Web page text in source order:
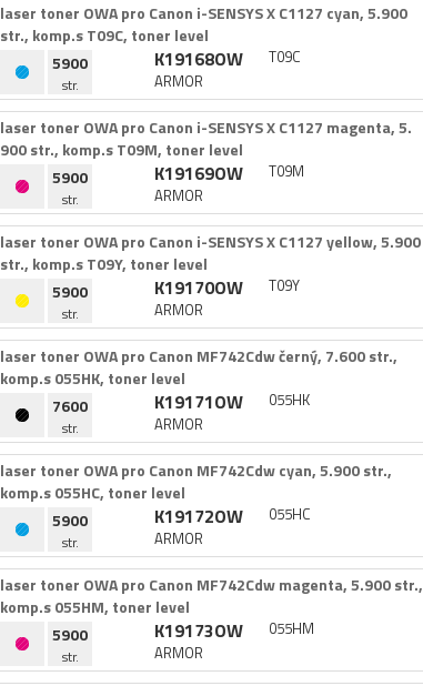
laser toner OWA pro Canon i-​SENSYS X C1127 cyan,​ 5.​900
str.​,​ komp.​s T09C,​ toner level
5900
str.
K19168OW
ARMOR
T09C
laser toner OWA pro Canon i-​SENSYS X C1127 magenta,​ 5.​
900 str.​,​ komp.​s T09M,​ toner level
5900
str.
K19169OW
ARMOR
T09M
laser toner OWA pro Canon i-​SENSYS X C1127 yellow,​ 5.​900
str.​,​ komp.​s T09Y,​ toner level
5900
str.
K19170OW
ARMOR
T09Y
laser toner OWA pro Canon MF742Cdw černý,​ 7.​600 str.​,​
komp.​s 055HK,​ toner level
7600
str.
K19171OW
ARMOR
055HK
laser toner OWA pro Canon MF742Cdw cyan,​ 5.​900 str.​,​
komp.​s 055HC,​ toner level
5900
str.
K19172OW
ARMOR
055HC
laser toner OWA pro Canon MF742Cdw magenta,​ 5.​900 str.​,​
komp.​s 055HM,​ toner level
5900
str.
K19173OW
ARMOR
055HM